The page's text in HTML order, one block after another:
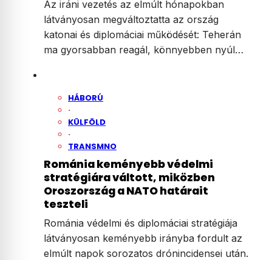
Az iráni vezetés az elmúlt hónapokban
látványosan megváltoztatta az ország
katonai és diplomáciai működését: Teherán
ma gyorsabban reagál, könnyebben nyúl…
HÁBORÚ
·
KÜLFÖLD
·
TRANSMNO
Románia keményebb védelmi
stratégiára váltott, miközben
Oroszország a NATO határait
teszteli
Románia védelmi és diplomáciai stratégiája
látványosan keményebb irányba fordult az
elmúlt napok sorozatos drónincidensei után.